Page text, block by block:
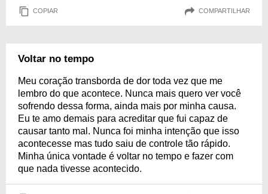
COPIAR COMPARTILHAR
Voltar no tempo
Meu coração transborda de dor toda vez que me
lembro do que acontece. Nunca mais quero ver você
sofrendo dessa forma, ainda mais por minha causa.
Eu te amo demais para acreditar que fui capaz de
causar tanto mal. Nunca foi minha intenção que isso
acontecesse mas tudo saiu de controle tão rápido.
Minha única vontade é voltar no tempo e fazer com
que nada tivesse acontecido.